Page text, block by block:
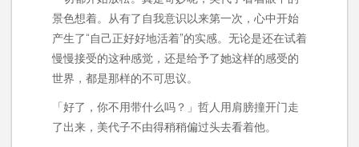
景色想着。从有了自我意识以来第一次，心中开始
产生了“自己正好好地活着”的实感。无论是还在试着
慢慢接受的这种感觉，还是给予了她这样的感受的
世界，都是那样的不可思议。
「好了，你不用带什么吗？」哲人用肩膀撞开门走
了出来，美代子不由得稍稍偏过头去看着他。